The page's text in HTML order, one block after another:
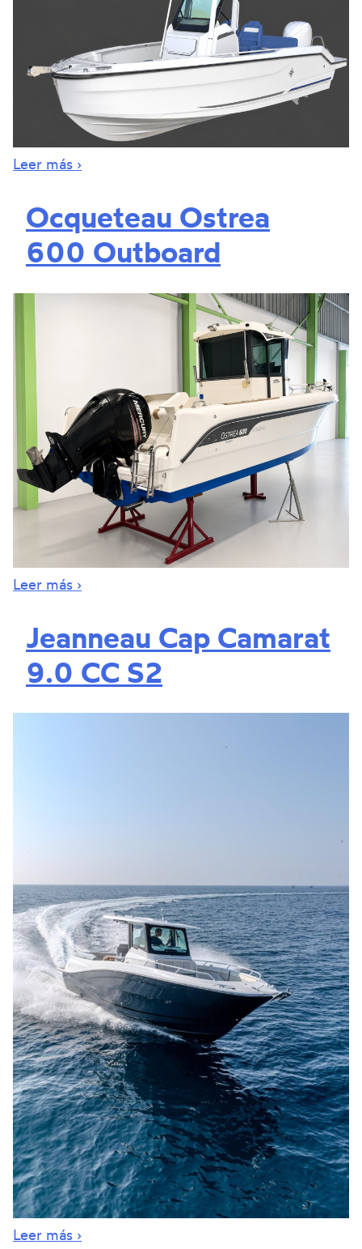
Leer más ›
Ocqueteau Ostrea
600 Outboard
Leer más ›
Jeanneau Cap Camarat
9.0 CC S2
Leer más ›